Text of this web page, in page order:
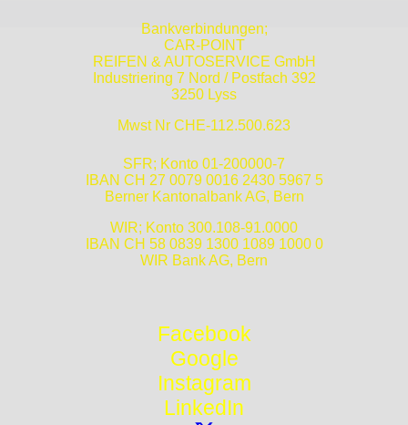
Bankverbindungen;
CAR-POINT
REIFEN & AUTOSERVICE GmbH
Industriering 7 Nord / Postfach 392
3250 Lyss
Mwst Nr CHE-112.500.623
SFR; Konto 01-200000-7
IBAN CH 27 0079 0016 2430 5967 5
Berner Kantonalbank AG, Bern
WIR; Konto 300.108-91.0000
IBAN CH 58 0839 1300 1089 1000 0
WIR Bank AG, Bern
Facebook
Google
Instagram
LinkedIn